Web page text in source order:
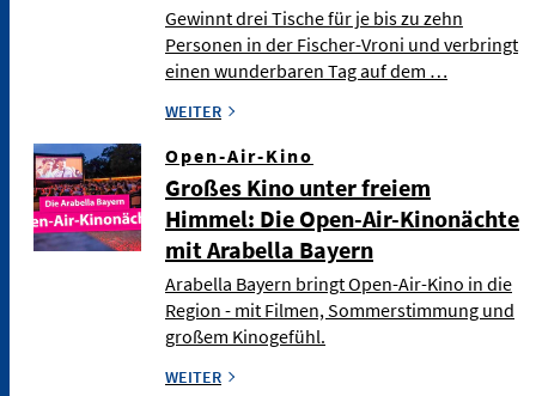
Gewinnt drei Tische für je bis zu zehn
Personen in der Fischer-Vroni und verbringt
einen wunderbaren Tag auf dem …
WEITER
Open-Air-Kino
Großes Kino unter freiem
Himmel: Die Open-Air-Kinonächte
mit Arabella Bayern
Arabella Bayern bringt Open-Air-Kino in die
Region - mit Filmen, Sommerstimmung und
großem Kinogefühl.
WEITER